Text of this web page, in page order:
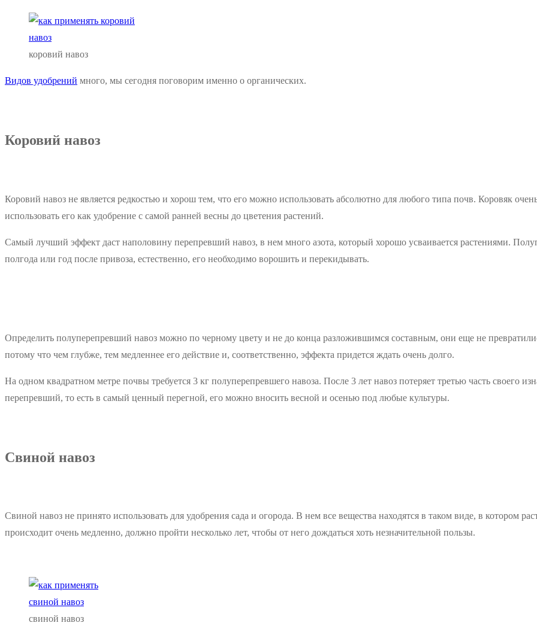
коровий навоз
Видов удобрений много, мы сегодня поговорим именно о органических.
Коровий навоз
Коровий навоз не является редкостью и хорош тем, что его можно использовать абсолютно для любого типа почв. Коровяк
использовать его как удобрение с самой ранней весны до цветения растений.
Самый лучший эффект даст наполовину перепревший навоз, в нем много азота, который хорошо усваивается растениями.
полгода или год после привоза, естественно, его необходимо ворошить и перекидывать.
Определить полуперепревший навоз можно по черному цвету и не до конца разложившимся составным, они еще не
потому что чем глубже, тем медленнее его действие и, соответственно, эффекта придется ждать очень долго.
На одном квадратном метре почвы требуется 3 кг полуперепревшего навоза. После 3 лет навоз потеряет третью часть своего
перепревший, то есть в самый ценный перегной, его можно вносить весной и осенью под любые культуры.
Свиной навоз
Свиной навоз не принято использовать для удобрения сада и огорода. В нем все вещества находятся в таком виде, в котором
происходит очень медленно, должно пройти несколько лет, чтобы от него дождаться хоть незначительной пользы.
свиной навоз